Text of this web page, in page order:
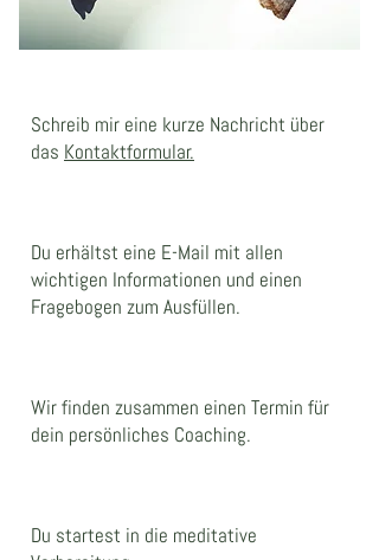
Schreib mir eine kurze Nachricht über
das Kontaktformular.
Du erhältst eine E-Mail mit allen
wichtigen Informationen und einen
Fragebogen zum Ausfüllen.
Wir finden zusammen einen Termin für
dein persönliches Coaching.
Du startest in die meditative